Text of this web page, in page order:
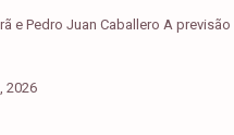
e Pedro Juan Caballero A previsão
2026